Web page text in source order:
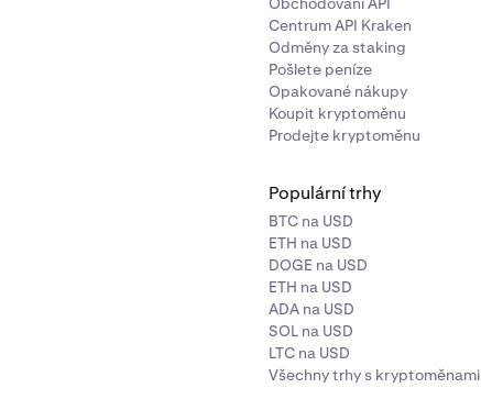
Centrum API Kraken
Odměny za staking
Pošlete peníze
Opakované nákupy
Koupit kryptoměnu
Prodejte kryptoměnu
Populární trhy
BTC na USD
ETH na USD
DOGE na USD
ETH na USD
ADA na USD
SOL na USD
LTC na USD
Všechny trhy s kryptoměnami